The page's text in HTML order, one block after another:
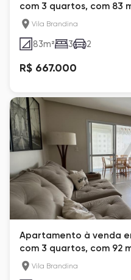
com 3 quartos, com 83
Vila Brandina
83m² 3 2
R$ 667.000
Apartamento à venda
com 3 quartos, com 92
Vila Brandina